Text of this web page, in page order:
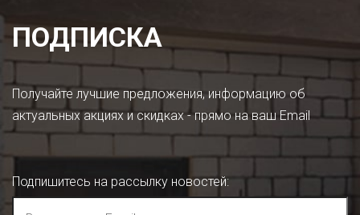
ПОДПИСКА
Получайте лучшие предложения, информацию об
актуальных акциях и скидках - прямо на ваш Email
Подпишитесь на рассылку новостей: